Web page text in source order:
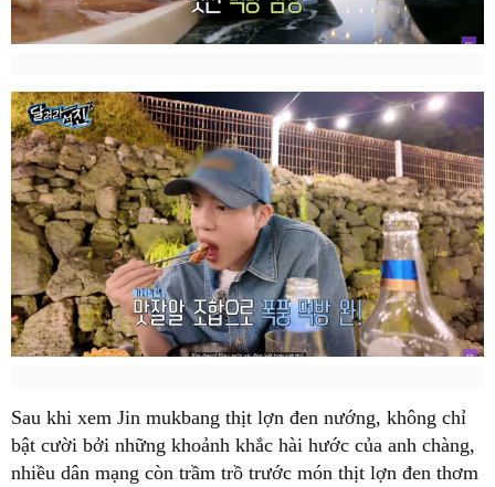
Sau khi xem Jin mukbang thịt lợn đen nướng, không chỉ
bật cười bởi những khoảnh khắc hài hước của anh chàng,
nhiều dân mạng còn trầm trồ trước món thịt lợn đen thơm